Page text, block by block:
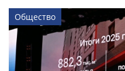
Общество